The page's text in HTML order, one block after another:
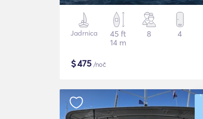
Jadrnica
45 ft
14 m
8 4
$475 /noč